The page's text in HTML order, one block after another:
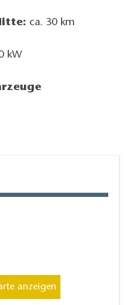
ca. 30 km
kW
anzeigen